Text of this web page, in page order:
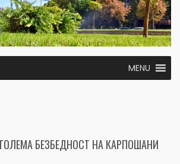
MENU
БЕЗБЕДНОСТ НА КАРПОШАНИ